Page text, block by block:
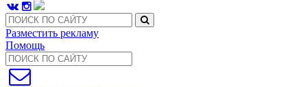
Разместить рекламу
Помощь